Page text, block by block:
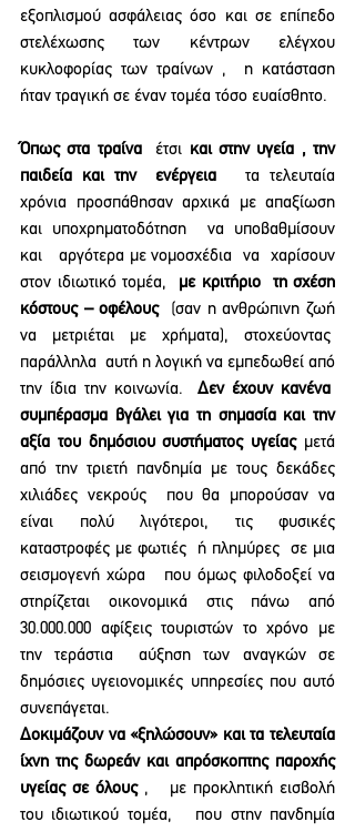
εξοπλισμού ασφάλειας όσο και σε επίπεδο
στελέχωσης των κέντρων ελέγχου
κυκλοφορίας των τραίνων ,  η κατάσταση
ήταν τραγική σε έναν τομέα τόσο ευαίσθητο.
Όπως στα τραίνα έτσι και στην υγεία , την
παιδεία και την  ενέργεια τα τελευταία
χρόνια προσπάθησαν αρχικά με απαξίωση
και υποχρηματοδότηση  να υποβαθμίσουν
και   αργότερα με νομοσχέδια  να  χαρίσουν
στον ιδιωτικό τομέα, με κριτήριο  τη σχέση
κόστους – οφέλους
(σαν η ανθρώπινη ζωή
να μετριέται με χρήματα), στοχεύοντας
παράλληλα  αυτή η λογική να εμπεδωθεί από
την ίδια την κοινωνία. Δεν έχουν κανένα
συμπέρασμα βγάλει για τη σημασία και την
αξία του δημόσιου συστήματος υγείας μετά
από την τριετή πανδημία με τους δεκάδες
χιλιάδες νεκρούς  που θα μπορούσαν να
είναι πολύ λιγότεροι, τις φυσικές
καταστροφές με φωτιές  ή πλημύρες  σε μια
σεισμογενή χώρα   που όμως φιλοδοξεί να
στηρίζεται οικονομικά στις πάνω από
30.000.000 αφίξεις τουριστών το χρόνο με
την τεράστια  αύξηση των αναγκών σε
δημόσιες υγειονομικές υπηρεσίες που αυτό
συνεπάγεται.
Δοκιμάζουν να «ξηλώσουν» και τα τελευταία
ίχνη της δωρεάν και απρόσκοπτης παροχής
υγείας σε όλους ,   με προκλητική εισβολή
του ιδιωτικού τομέα,   που στην πανδημία